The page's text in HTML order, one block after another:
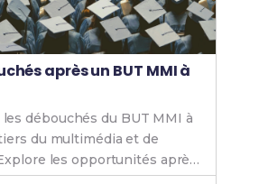
après un BUT MMI à
débouchés du BUT MMI à
du multimédia et de
les opportunités après